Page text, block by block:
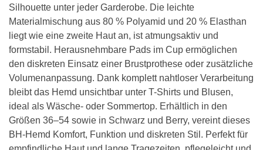
Silhouette unter jeder Garderobe. Die leichte
Materialmischung aus 80 % Polyamid und 20 % Elasthan
liegt wie eine zweite Haut an, ist atmungsaktiv und
formstabil. Herausnehmbare Pads im Cup ermöglichen
den diskreten Einsatz einer Brustprothese oder zusätzliche
Volumenanpassung. Dank komplett nahtloser Verarbeitung
bleibt das Hemd unsichtbar unter T-Shirts und Blusen,
ideal als Wäsche- oder Sommertop. Erhältlich in den
Größen 36–54 sowie in Schwarz und Berry, vereint dieses
BH-Hemd Komfort, Funktion und diskreten Stil. Perfekt für